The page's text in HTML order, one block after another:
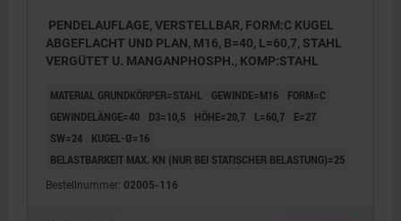
PENDELAUFLAGE, VERSTELLBAR, FORM:C KUGEL
ABGEFLACHT UND PLAN, M16, B=40, L=60,7, STAHL
VERGÜTET U. MANGANPHOSPH., KOMP:STAHL
MATERIAL GRUNDKÖRPER=STAHL GEWINDE=M16
FORM=C
GEWINDELÄNGE=40
D3=10,5 HÖHE=20,7 L=60,7
E=27
SW=24
KUGEL-Ø=16
BELASTBARKEIT MAX. KN (NUR BEI STATISCHER BELASTUNG)=25
Bestellnummer: 02005-116